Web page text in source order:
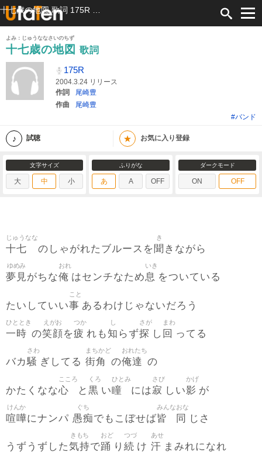
よみ：じゅうななさいのちず
十七歳の地図 歌詞
175R
2004.3.24 リリース
作詞
尾崎豊
作曲
尾崎豊
#バンド
試聴 ★ お気に入り登録
文字サイズ
大 中 小
ふりがな
あ A OFF
ダークモード
ON OFF
十七
じゅうなな
のしゃがれたブルースを 聞
き
きながら
夢見
ゆめみ
がちな俺
おれ
はセンチなため息
いき
をついている
たいしていい事
こと
あるわけじゃないだろう
一時
ひととき
の笑顔
えがお
を疲
つか
れも知
し
らず探
さが
し 回
まわ
ってる
バカ騒
さわ
ぎしてる 街角
まちかど
の俺達
おれたち
の
かたくなな心
こころ
と 黒
くろ
い瞳
ひとみ
には寂
さび
しい影
かげ
が
喧嘩
けんか
にナンパ 愚痴
ぐち
でもこぼせば皆
みんな
同
おな
じさ
うずうずした気持
きもち
で踊
おど
り 続
つづ
け 汗
あせ
まみれになれ